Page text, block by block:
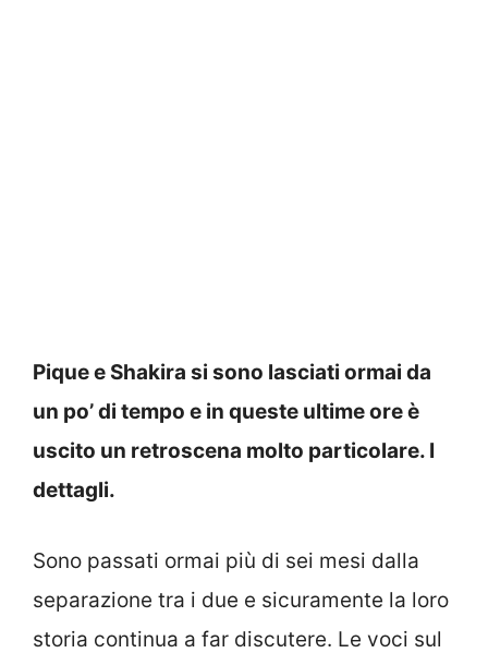
Pique e Shakira si sono lasciati ormai da
un po’ di tempo e in queste ultime ore è
uscito un retroscena molto particolare. I
dettagli.
Sono passati ormai più di sei mesi dalla
separazione tra i due e sicuramente la loro
storia continua a far discutere. Le voci sul